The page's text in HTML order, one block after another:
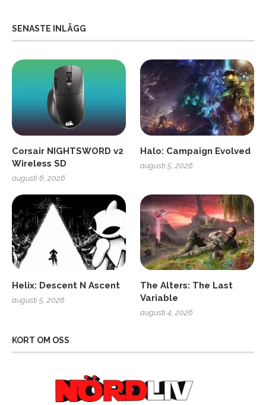
SENASTE INLÄGG
Corsair NIGHTSWORD v2
Wireless SD
augusti 6, 2026
Halo: Campaign Evolved
augusti 5, 2026
Helix: Descent N Ascent
augusti 5, 2026
The Alters: The Last
Variable
augusti 4, 2026
KORT OM OSS